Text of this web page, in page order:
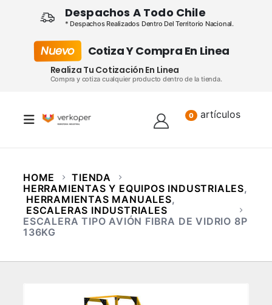
Despachos A Todo Chile
* Despachos Realizados Dentro Del Territorio Nacional.
Nuevo Cotiza Y Compra En Linea
Realiza Tu Cotización En Linea
Compra y cotiza cualquier producto dentro de la tienda.
0 artículos
HOME
TIENDA
HERRAMIENTAS Y EQUIPOS INDUSTRIALES,
HERRAMIENTAS MANUALES,
ESCALERAS INDUSTRIALES
ESCALERA TIPO AVIÓN FIBRA DE VIDRIO 8P
136KG